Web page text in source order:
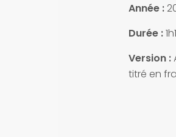
Année :
Durée :
Version :
titré en